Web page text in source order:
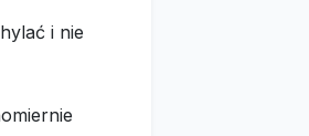
i nie